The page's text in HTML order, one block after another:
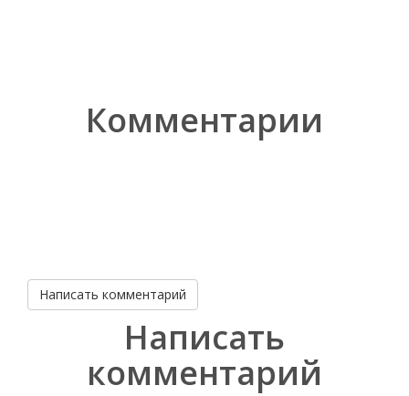
Комментарии
Написать комментарий
Написать
комментарий